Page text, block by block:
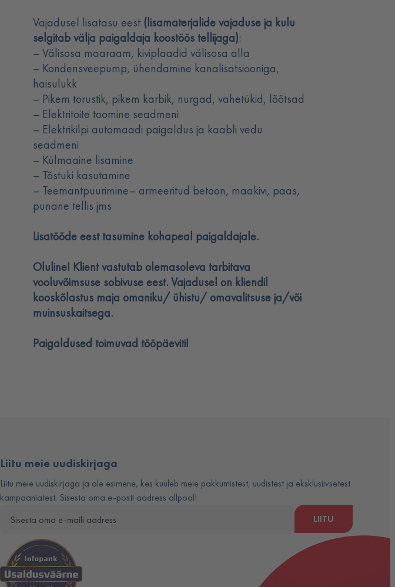
Vajadusel lisatasu eest (lisamaterjalide vajaduse ja kulu
selgitab välja paigaldaja koostöös tellijaga):
– Välisosa maaraam, kiviplaadid välisosa alla
– Kondensveepump, ühendamine kanalisatsiooniga,
haisulukk
– Pikem torustik, pikem karbik, nurgad, vahetükid, lõõtsad
– Elektritoite toomine seadmeni
– Elektrikilpi automaadi paigaldus ja kaabli vedu
seadmeni
– Külmaaine lisamine
– Tõstuki kasutamine
– Teemantpuurimine– armeeritud betoon, maakivi, paas,
punane tellis jms
Lisatööde eest tasumine kohapeal paigaldajale.
Oluline! Klient vastutab olemasoleva tarbitava
vooluvõimsuse sobivuse eest. Vajadusel on kliendil
kooskõlastus maja omaniku/ ühistu/ omavalitsuse ja/või
muinsuskaitsega.
Paigaldused toimuvad tööpäeviti!
Liitu meie uudiskirjaga
Liitu meie uudiskirjaga ja ole esimene, kes kuuleb meie pakkumistest, uudistest ja eksklusiivsetest
kampaaniatest. Sisesta oma e-posti aadress allpool!
LIITU